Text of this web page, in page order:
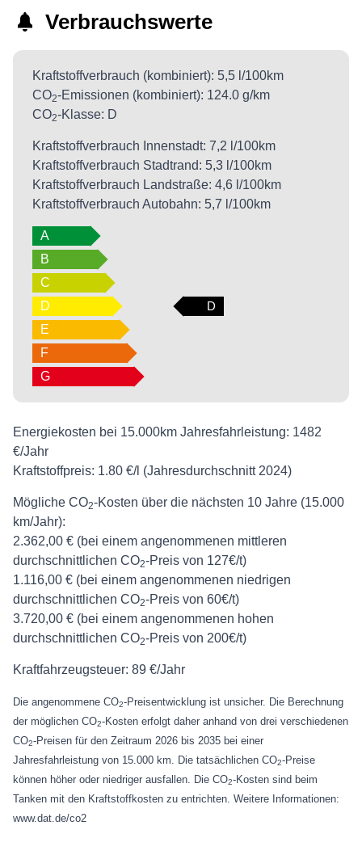
Verbrauchswerte
Kraftstoffverbrauch (kombiniert): 5,5 l/100km
CO2-Emissionen (kombiniert): 124.0 g/km
CO2-Klasse: D
Kraftstoffverbrauch Innenstadt: 7,2 l/100km
Kraftstoffverbrauch Stadtrand: 5,3 l/100km
Kraftstoffverbrauch Landstraße: 4,6 l/100km
Kraftstoffverbrauch Autobahn: 5,7 l/100km
A
B
C
D
D
E
F
G
Energiekosten bei 15.000km Jahresfahrleistung: 1482
€/Jahr
Kraftstoffpreis: 1.80 €/l (Jahresdurchschnitt 2024)
Mögliche CO2-Kosten über die nächsten 10 Jahre (15.000
km/Jahr):
2.362,00 € (bei einem angenommenen mittleren
durchschnittlichen CO2-Preis von 127€/t)
1.116,00 € (bei einem angenommenen niedrigen
durchschnittlichen CO2-Preis von 60€/t)
3.720,00 € (bei einem angenommenen hohen
durchschnittlichen CO2-Preis von 200€/t)
Kraftfahrzeugsteuer: 89 €/Jahr
Die angenommene CO2-Preisentwicklung ist unsicher. Die Berechnung
der möglichen CO2-Kosten erfolgt daher anhand von drei verschiedenen
CO2-Preisen für den Zeitraum 2026 bis 2035 bei einer
Jahresfahrleistung von 15.000 km. Die tatsächlichen CO2-Preise
können höher oder niedriger ausfallen. Die CO2-Kosten sind beim
Tanken mit den Kraftstoffkosten zu entrichten. Weitere Informationen:
www.dat.de/co2